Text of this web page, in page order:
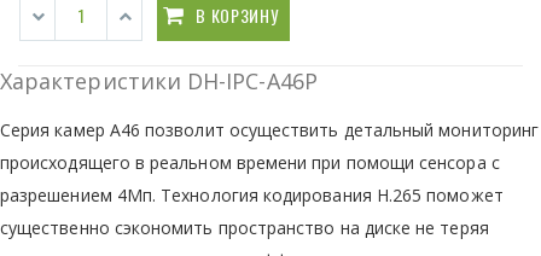
В КОРЗИНУ
Характеристики DH-IPC-A46P
Серия камер A46 позволит осуществить детальный мониторинг
происходящего в реальном времени при помощи сенсора с
разрешением 4Мп. Технология кодирования H.265 поможет
существенно сэкономить пространство на диске не теряя